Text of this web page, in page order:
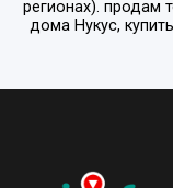
регионах). продам
дома Нукус,